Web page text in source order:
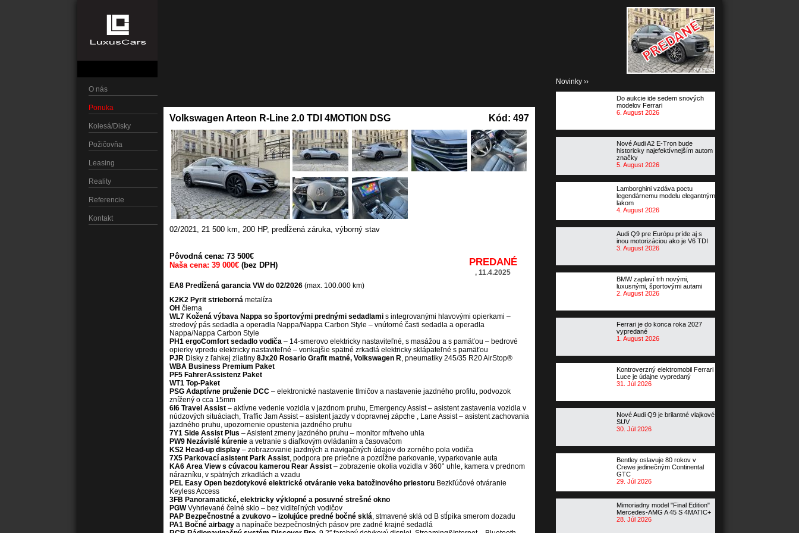
27.3.2026
O nás
Ponuka
Kolesá/Disky
Požičovňa
Leasing
Reality
Referencie
Kontakt
Volkswagen Arteon R-Line 2.0 TDI 4MOTION DSG Kód: 497
02/2021, 21 500 km, 200 HP, predĺžená záruka, výborný stav
Pôvodná cena: 73 500€
Naša cena: 39 000€ (bez DPH) PREDANÉ
, 11.4.2025
EA8 Predĺžená garancia VW do 02/2026(max. 100.000 km)
K2K2 Pyrit striebornámetalíza
OH čierna
WL7 Kožená výbava Nappa so športovými prednými sedadlamis integrovanými hlavovými opierkami –
stredový pás sedadla a operadla Nappa/Nappa Carbon Style – vnútorné časti sedadla a operadla
Nappa/Nappa Carbon Style
PH1 ergoComfort sedadlo vodiča– 14-smerovo elektricky nastaviteľné, s masážou a s pamäťou – bedrové
opierky vpredu elektricky nastaviteľné – vonkajšie spätné zrkadlá elektricky sklápateľné s pamäťou
PJRDisky z ľahkej zliatiny 8Jx20 Rosario Grafit matné, Volkswagen R, pneumatiky 245/35 R20 AirStop®
WBA Business Premium Paket
PF5 FahrerAssistenz Paket
WT1 Top-Paket
PSG Adaptívne pruženie DCC– elektronické nastavenie tlmičov a nastavenie jazdného profilu, podvozok
znížený o cca 15mm
6I6 Travel Assist– aktívne vedenie vozidla v jazdnom pruhu, Emergency Assist – asistent zastavenia vozidla v
núdzových situáciach, Traffic Jam Assist – asistent jazdy v dopravnej zápche , Lane Assist – asistent zachovania
jazdného pruhu, upozornenie opustenia jazdného pruhu
7Y1 Side Assist Plus – Asistent zmeny jazdného pruhu – monitor mŕtveho uhla
PW9 Nezávislé kúreniea vetranie s diaľkovým ovládaním a časovačom
KS2 Head-up display– zobrazovanie jazdných a navigačných údajov do zorného pola vodiča
7X5 Parkovací asistent Park Assist, podpora pre priečne a pozdĺžne parkovanie, vyparkovanie auta
KA6 Area View s cúvacou kamerou Rear Assist– zobrazenie okolia vozidla v 360° uhle, kamera v prednom
nárazníku, v spätných zrkadlách a vzadu
PEL Easy Open bezdotykové elektrické otváranie veka batožinového priestoruBezkľúčové otváranie
Keyless Access
3FB Panoramatické, elektricky výklopné a posuvné strešné okno
PGWVyhrievané čelné sklo – bez viditeľných vodičov
PAP Bezpečnostné a zvukovo – izolujúce predné bočné sklá, stmavené sklá od B stĺpika smerom dozadu
PA1 Bočné airbagya napínače bezpečnostných pásov pre zadné krajné sedadlá
Novinky ››
Do aukcie ide sedem snových
modelov Ferrari
6. August 2026
Nové Audi A2 E-Tron bude
historicky najefektívnejším autom
značky
5. August 2026
Lamborghini vzdáva poctu
legendárnemu modelu elegantným
lakom
4. August 2026
Audi Q9 pre Európu príde aj s
inou motorizáciou ako je V6 TDI
3. August 2026
BMW zaplaví trh novými,
luxusnými, športovými autami
2. August 2026
Ferrari je do konca roka 2027
vypredané
1. August 2026
Kontroverzný elektromobil Ferrari
Luce je údajne vypredaný
31. Júl 2026
Nové Audi Q9 je brilantné vlajkové
SUV
30. Júl 2026
Bentley oslavuje 80 rokov v
Crewe jedinečným Continental
GTC
29. Júl 2026
Mimoriadny model "Final Edition"
Mercedes-AMG A 45 S 4MATIC+
28. Júl 2026